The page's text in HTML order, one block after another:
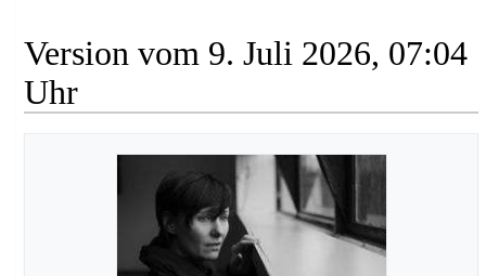
Version vom 9. Juli 2026, 07:04
Uhr